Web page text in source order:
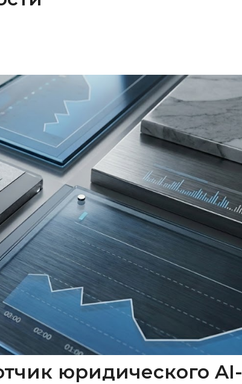
юридического AI-